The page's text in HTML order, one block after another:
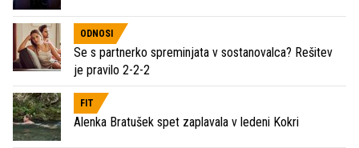
ODNOSI
Se s partnerko spreminjata v sostanovalca? Rešitev
je pravilo 2-2-2
FIT
Alenka Bratušek spet zaplavala v ledeni Kokri